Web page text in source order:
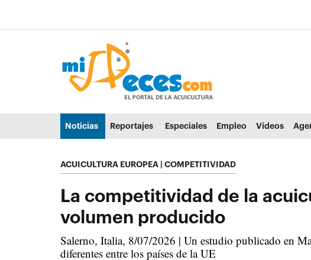
Ir al menú principal (alt + u)
Noticias Reportajes Especiales Empleo Vídeos
ACUICULTURA EUROPEA | COMPETITIVIDAD
La competitividad de la
volumen producido
Salerno, Italia, 8/07/2026 | Un estudio publicado en
diferentes entre los países de la UE